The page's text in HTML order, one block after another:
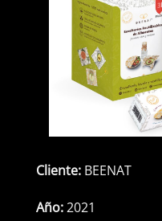
Cliente: BEENAT
Año:2021